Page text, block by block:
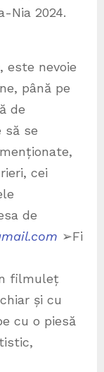
Nia 2024.
este nevoie
până pe
de
să se
cei
de
➢Fi
filmuleț
și cu
cu o piesă